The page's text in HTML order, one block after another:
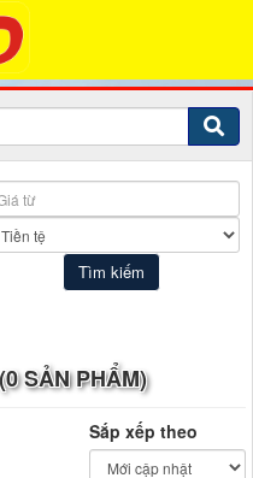
SẢN PHẨM)
Sắp xếp theo